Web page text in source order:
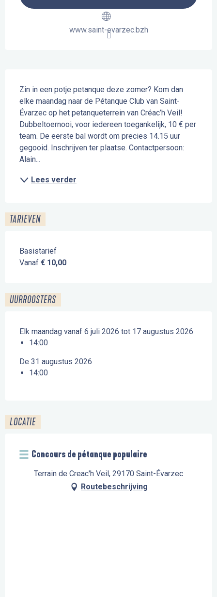
www.saint-evarzec.bzh
Zin in een potje petanque deze zomer? Kom dan
elke maandag naar de Pétanque Club van Saint-
Évarzec op het petanqueterrein van Créac’h Veil!
Dubbeltoernooi, voor iedereen toegankelijk, 10 € per
team. De eerste bal wordt om precies 14.15 uur
gegooid. Inschrijven ter plaatse. Contactpersoon:
Alain...
Lees verder
TARIEVEN
Basistarief
Vanaf € 10,00
UURROOSTERS
Elk maandag vanaf 6 juli 2026 tot 17 augustus 2026
14:00
De 31 augustus 2026
14:00
LOCATIE
Concours de pétanque populaire
Terrain de Creac'h Veil, 29170 Saint-Évarzec
Routebeschrijving